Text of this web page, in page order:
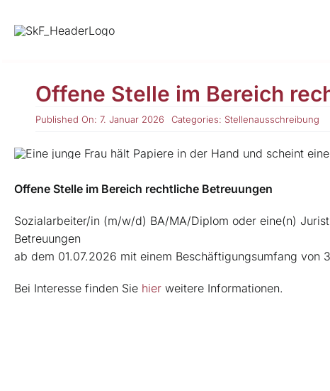
Offene Stelle im Bereich
Published On: 7. Januar 2026 Categories: Stellenausschreibung
Offene Stelle im Bereich rechtliche Betreuungen
Sozialarbeiter/in (m/w/d) BA/MA/Diplom oder eine(n)
Betreuungen
ab dem 01.07.2026 mit einem Beschäftigungsumfang von
Bei Interesse finden Sie hierweitere Informationen.